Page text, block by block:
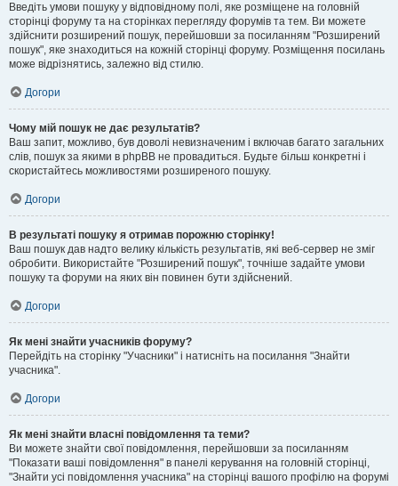
Введіть умови пошуку у відповідному полі, яке розміщене на головній
сторінці форуму та на сторінках перегляду форумів та тем. Ви можете
здійснити розширений пошук, перейшовши за посиланням "Розширений
пошук", яке знаходиться на кожній сторінці форуму. Розміщення посилань
може відрізнятись, залежно від стилю.
Догори
Чому мій пошук не дає результатів?
Ваш запит, можливо, був доволі невизначеним і включав багато загальних
слів, пошук за якими в phpBB не провадиться. Будьте більш конкретні і
скористайтесь можливостями розширеного пошуку.
Догори
В результаті пошуку я отримав порожню сторінку!
Ваш пошук дав надто велику кількість результатів, які веб-сервер не зміг
обробити. Використайте "Розширений пошук", точніше задайте умови
пошуку та форуми на яких він повинен бути здійснений.
Догори
Як мені знайти учасників форуму?
Перейдіть на сторінку "Учасники" і натисніть на посилання "Знайти
учасника".
Догори
Як мені знайти власні повідомлення та теми?
Ви можете знайти свої повідомлення, перейшовши за посиланням
"Показати ваші повідомлення" в панелі керування на головній сторінці,
"Знайти усі повідомлення учасника" на сторінці вашого профілю на форумі